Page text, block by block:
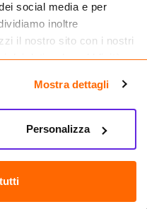
social media e per
inoltre
il nostro sito con i nostri
dei dati web, pubblicità e
che hanno raccolto dal
Mostra dettagli
Personalizza
80147 Napoli